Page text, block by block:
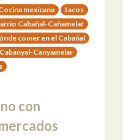
mexicana
tacos
Cabañal-Cañamelar
comer en el Cabañal
Canyamelar
con